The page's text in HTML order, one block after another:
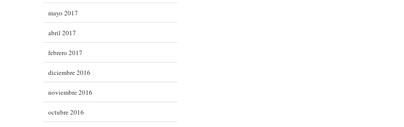
mayo 2017
abril 2017
febrero 2017
diciembre 2016
noviembre 2016
octubre 2016